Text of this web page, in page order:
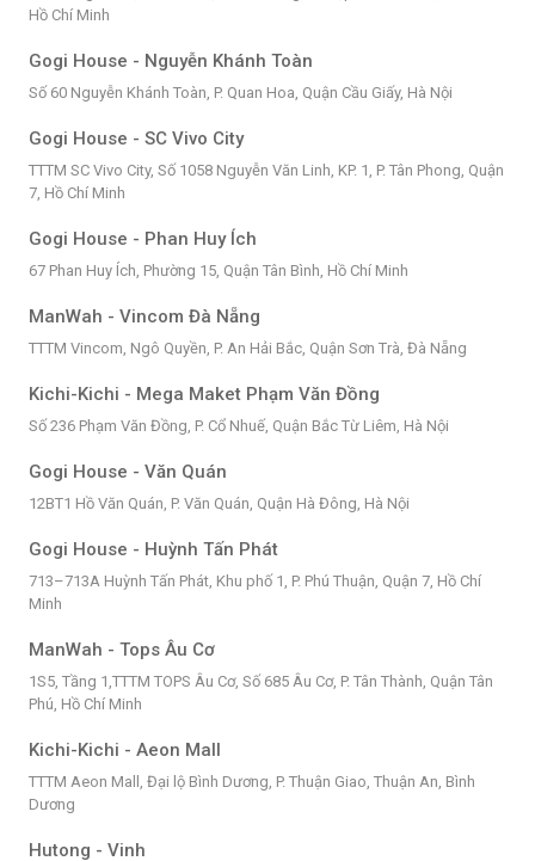
Hồ Chí Minh
Gogi House - Nguyễn Khánh Toàn
Số 60 Nguyễn Khánh Toàn, P. Quan Hoa, Quận Cầu Giấy, Hà Nội
Gogi House - SC Vivo City
TTTM SC Vivo City, Số 1058 Nguyễn Văn Linh, KP. 1, P. Tân Phong, Quận
7, Hồ Chí Minh
Gogi House - Phan Huy Ích
67 Phan Huy Ích, Phường 15, Quận Tân Bình, Hồ Chí Minh
ManWah - Vincom Đà Nẵng
TTTM Vincom, Ngô Quyền, P. An Hải Bắc, Quận Sơn Trà, Đà Nẵng
Kichi-Kichi - Mega Maket Phạm Văn Đồng
Số 236 Phạm Văn Đồng, P. Cổ Nhuế, Quận Bắc Từ Liêm, Hà Nội
Gogi House - Văn Quán
12BT1 Hồ Văn Quán, P. Văn Quán, Quận Hà Đông, Hà Nội
Gogi House - Huỳnh Tấn Phát
713–713A Huỳnh Tấn Phát, Khu phố 1, P. Phú Thuận, Quận 7, Hồ Chí
Minh
ManWah - Tops Âu Cơ
1S5, Tầng 1,TTTM TOPS Âu Cơ, Số 685 Âu Cơ, P. Tân Thành, Quận Tân
Phú, Hồ Chí Minh
Kichi-Kichi - Aeon Mall
TTTM Aeon Mall, Đại lộ Bình Dương, P. Thuận Giao, Thuận An, Bình
Dương
Hutong - Vinh